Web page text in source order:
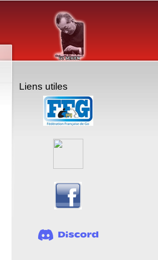
Liens utiles